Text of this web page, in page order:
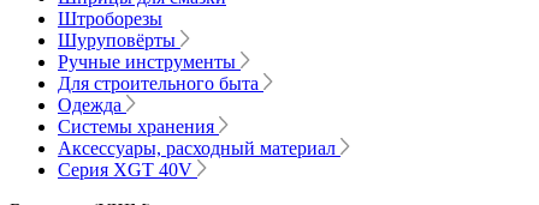
Штроборезы
Шуруповёрты
Ручные инструменты
Для строительного быта
Одежда
Системы хранения
Аксессуары, расходный материал
Серия XGT 40V